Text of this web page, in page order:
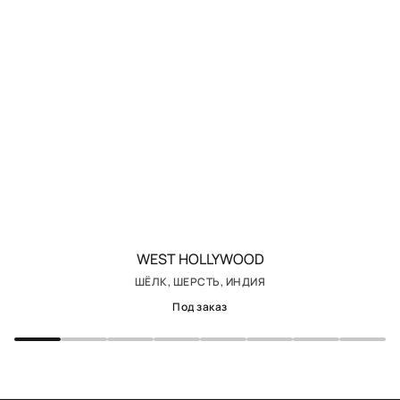
WEST HOLLYWOOD
ШЁЛК, ШЕРСТЬ, ИНДИЯ
Под заказ